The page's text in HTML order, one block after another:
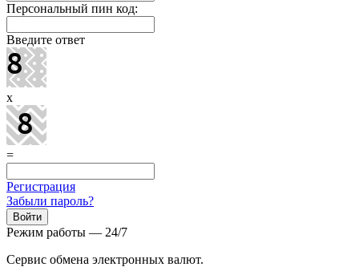
Персональный пин код:
Введите ответ
x
=
Регистрация
Забыли пароль?
Режим работы — 24/7
Сервис обмена электронных валют.